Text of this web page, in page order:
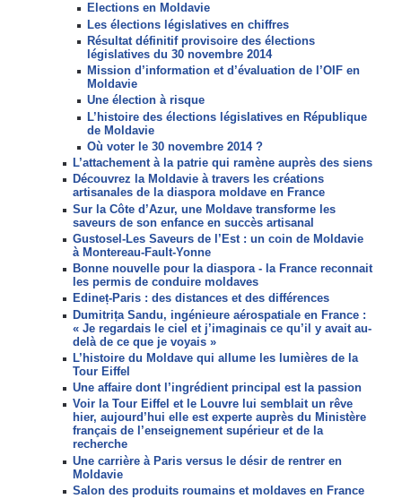
Elections en Moldavie
Les élections législatives en chiffres
Résultat définitif provisoire des élections
législatives du 30 novembre 2014
Mission d’information et d’évaluation de l’OIF en
Moldavie
Une élection à risque
L’histoire des élections législatives en République
de Moldavie
Où voter le 30 novembre 2014 ?
L’attachement à la patrie qui ramène auprès des siens
Découvrez la Moldavie à travers les créations
artisanales de la diaspora moldave en France
Sur la Côte d’Azur, une Moldave transforme les
saveurs de son enfance en succès artisanal
Gustosel-Les Saveurs de l’Est : un coin de Moldavie
à Montereau-Fault-Yonne
Bonne nouvelle pour la diaspora - la France reconnait
les permis de conduire moldaves
Edineț-Paris : des distances et des différences
Dumitrița Sandu, ingénieure aérospatiale en France :
« Je regardais le ciel et j’imaginais ce qu’il y avait au-
delà de ce que je voyais »
L’histoire du Moldave qui allume les lumières de la
Tour Eiffel
Une affaire dont l’ingrédient principal est la passion
Voir la Tour Eiffel et le Louvre lui semblait un rêve
hier, aujourd’hui elle est experte auprès du Ministère
français de l’enseignement supérieur et de la
recherche
Une carrière à Paris versus le désir de rentrer en
Moldavie
Salon des produits roumains et moldaves en France